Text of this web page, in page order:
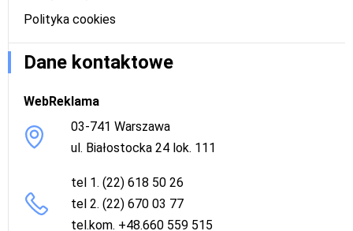
Polityka cookies
Dane kontaktowe
WebReklama
03-741 Warszawa
ul. Białostocka 24 lok. 111
tel 1. (22) 618 50 26
tel 2. (22) 670 03 77
tel.kom. +48.660 559 515